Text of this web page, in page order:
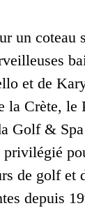
un coteau
et de
la Crète, le
Golf &
de golf et
depuis